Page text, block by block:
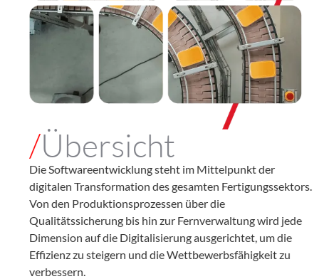
Übersicht
Die Softwareentwicklung steht im Mittelpunkt der
digitalen Transformation des gesamten Fertigungssektors.
Von den Produktionsprozessen über die
Qualitätssicherung bis hin zur Fernverwaltung wird jede
Dimension auf die Digitalisierung ausgerichtet, um die
Effizienz zu steigern und die Wettbewerbsfähigkeit zu
verbessern.